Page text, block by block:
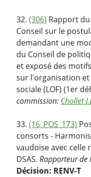
32. (306) Rapport
Conseil sur le
demandant une
du Conseil de
et exposé des
sur l'organisation
sociale (LOF) (1er
commission: Chollet
33. (16_POS_173)
consorts -
vaudoise avec celle
DSAS. Rapporteur de
Décision: RENV-T